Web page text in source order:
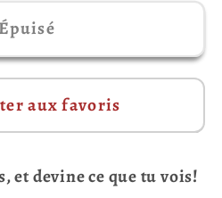
aux favoris
et devine ce que tu vois!